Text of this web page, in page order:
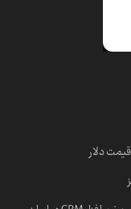
دلار